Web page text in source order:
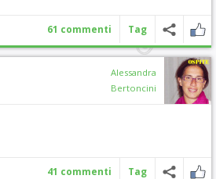
61 commenti Tag
Alessandra
Bertoncini
41 commenti Tag